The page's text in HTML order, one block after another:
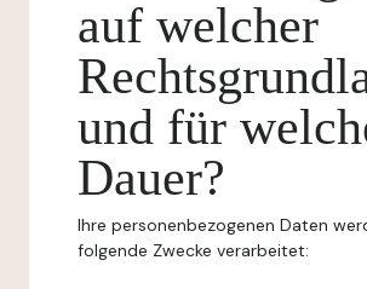
auf welcher
und für
Dauer?
Ihre personenbezogenen Daten
folgende Zwecke verarbeitet: